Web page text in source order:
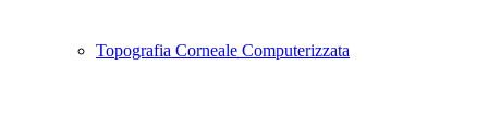
Topografia Corneale Computerizzata